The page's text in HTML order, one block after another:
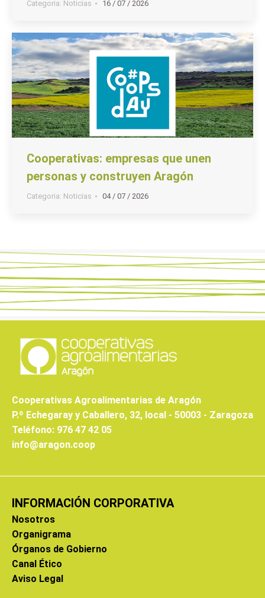
Categoria: Noticias 16 / 07 / 2026
Cooperativas: empresas que unen
personas y construyen Aragón
Categoria: Noticias 04 / 07 / 2026
Cooperativas Agroalimentarias de Aragón
P.º Echegaray y Caballero, 32, local - 50003 - Zaragoza
Teléfono: 976 47 42 05
info@aragon.coop
INFORMACIÓN CORPORATIVA
Nosotros
Organigrama
Órganos de Gobierno
Canal Ético
Aviso Legal